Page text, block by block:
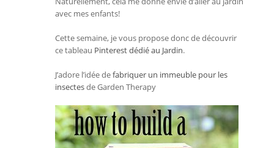
avec mes enfants!
Cette semaine, je vous propose donc de découvrir
ce tableau Pinterest dédié au Jardin.
J’adore l’idée defabriquer un immeuble pour les
insectesde Garden Therapy